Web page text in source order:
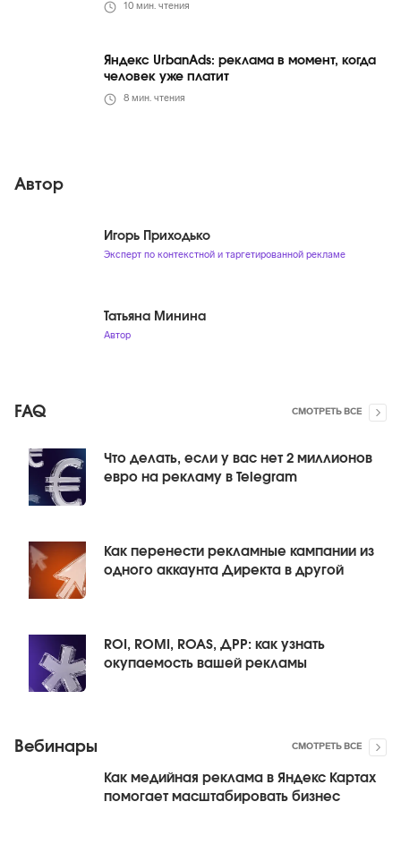
10 мин. чтения
Яндекс UrbanAds: реклама в момент, когда
человек уже платит
8 мин. чтения
Автор
Игорь Приходько
Эксперт по контекстной и таргетированной рекламе
Татьяна Минина
Автор
FAQ СМОТРЕТЬ ВСЕ
Что делать, если у вас нет 2 миллионов
евро на рекламу в Telegram
Как перенести рекламные кампании из
одного аккаунта Директа в другой
ROI, ROMI, ROAS, ДРР: как узнать
окупаемость вашей рекламы
Вебинары СМОТРЕТЬ ВСЕ
Как медийная реклама в Яндекс Картах
помогает масштабировать бизнес